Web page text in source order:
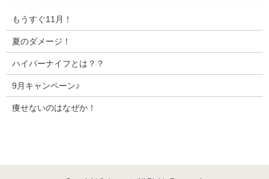
もうすぐ11月！
夏のダメージ！
ハイパーナイフとは？？
9月キャンペーン♪
痩せないのはなぜか！